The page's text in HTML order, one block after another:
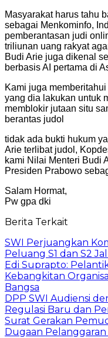
Masyarakat harus tahu
sebagai Menkominfo,
pemberantasan judi
triliunan uang rakyat
Budi Arie juga dikenal
berbasis AI pertama di
Kami juga
yang dia lakukan untuk
memblokir jutaan situ
berantas judol
tidak ada bukti hukum
Arie terlibat judol,
kami Nilai Menteri Budi
Presiden Prabowo
Salam Hormat,
Pw gpa dki
Berita Terkait
SWI Perjuangkan
Peluang S1 dan S2
Edi Suprapto:
Kebangkitan
Bangsa
DPP SWI Audiensi
Regulasi Baru dan
Surat Gerakan
Dugaan